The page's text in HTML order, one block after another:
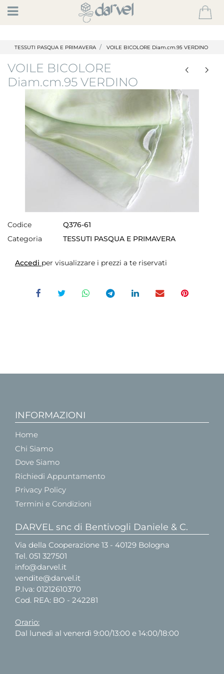
Open
TESSUTI PASQUA E PRIMAVERA VOILE BICOLORE Diam.cm.95 VERDINO
VOILE BICOLORE
Diam.cm.95 VERDINO
Codice
Q376-61
Categoria
TESSUTI PASQUA E PRIMAVERA
Accedi per visualizzare i prezzi a te riservati
INFORMAZIONI
Home
Chi Siamo
Dove Siamo
Richiedi Appuntamento
Privacy Policy
Termini e Condizioni
DARVEL snc di Bentivogli Daniele & C.
Via della Cooperazione 13 - 40129 Bologna
Tel. 051 327501
info@darvel.it
vendite@darvel.it
P.Iva: 01212610370
Cod. REA: BO - 242281
Orario:
Dal lunedì al venerdì 9:00/13:00 e 14:00/18:00